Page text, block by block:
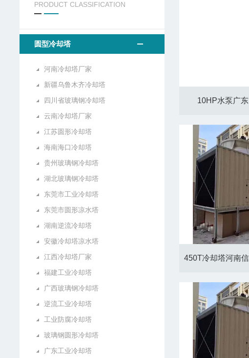
PRODUCT CLASSIFICATION
圆型冷却塔
河南冷却塔厂家
新疆乌鲁木齐冷却塔
四川省玻璃钢冷却塔
云南冷却塔厂家
江苏圆形冷却塔
海南海口冷却塔
贵州玻璃钢冷却塔
湖北玻璃钢冷却塔
东莞市工业冷却塔
东莞市圆形凉水塔
湖南逆流冷却塔
安徽冷却塔凉水塔
江西冷却塔厂家
福建工业冷却塔
广西玻璃钢冷却塔
逆流工业冷却塔
工业防腐冷却塔
玻璃钢圆形冷却塔
广东工业冷却塔
10HP水泵广